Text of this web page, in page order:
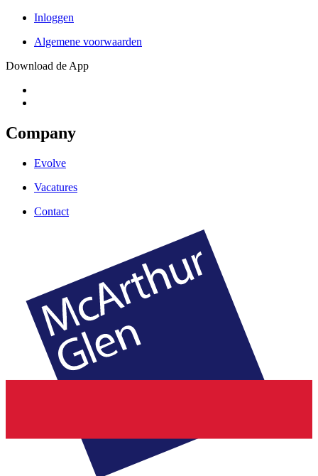
Inloggen
Algemene voorwaarden
Download de App
Company
Evolve
Vacatures
Contact